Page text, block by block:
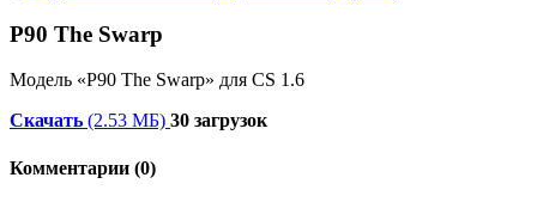
P90 The Swarp
Модель «P90 The Swarp» для CS 1.6
Скачать (2.53 МБ) 30 загрузок
Комментарии (0)